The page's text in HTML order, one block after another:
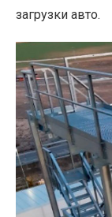
загрузки авто.